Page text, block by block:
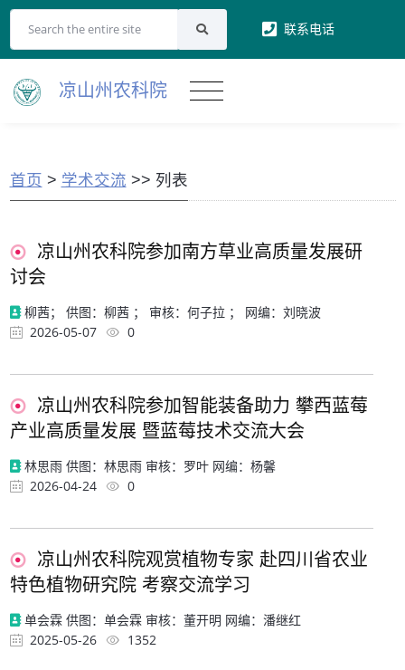
联系电话
凉山州农科院
首页 > 学术交流 >> 列表
凉山州农科院参加南方草业高质量发展研
讨会
柳茜； 供图：柳茜 ； 审核：何子拉 ； 网编：刘晓波
2026-05-07
0
凉山州农科院参加智能装备助力 攀西蓝莓
产业高质量发展 暨蓝莓技术交流大会
林思雨 供图：林思雨 审核：罗叶 网编：杨馨
2026-04-24
0
凉山州农科院观赏植物专家 赴四川省农业
特色植物研究院 考察交流学习
单会霖 供图：单会霖 审核：董开明 网编：潘继红
2025-05-26
1352